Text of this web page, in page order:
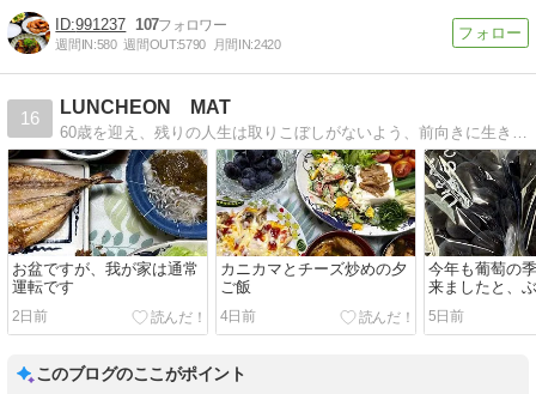
991237 107
週間IN:580 週間OUT:5790 月間IN:2420
16
LUNCHEON MAT
60歳を迎え、残りの人生は取りこぼしがないよう、前向きに生きていきたいと思っています
お盆ですが、我が家は通常
運転です
2日前
カニカマとチーズ炒めの夕
ご飯
4日前
今年も葡萄の
来ましたと、
そばの夕ご飯
5日前
このブログのここがポイント